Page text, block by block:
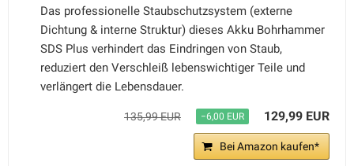
Das professionelle Staubschutzsystem (externe
Dichtung & interne Struktur) dieses Akku Bohrhammer
SDS Plus verhindert das Eindringen von Staub,
reduziert den Verschleiß lebenswichtiger Teile und
verlängert die Lebensdauer.
135,99 EUR −6,00 EUR 129,99 EUR
Bei Amazon kaufen*